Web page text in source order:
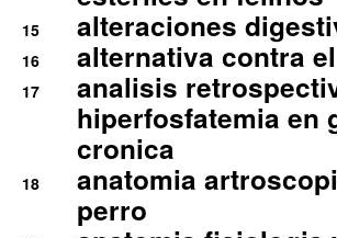
15 alteraciones
16 alternativa contra
17
analisis
hiperfosfatemia en
cronica
18
anatomia
perro